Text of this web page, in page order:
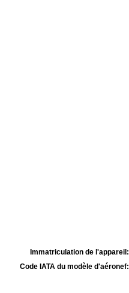
Immatriculation de l'appareil:
Code IATA du modèle d'aéronef: